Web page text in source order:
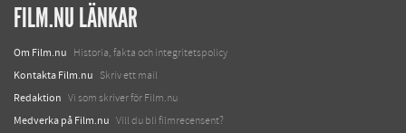
FILM.NU LÄNKAR
Om Film.nu Historia, fakta och integritetspolicy
Kontakta Film.nu Skriv ett mail
Redaktion Vi som skriver för Film.nu
Medverka på Film.nu Vill du bli filmrecensent?